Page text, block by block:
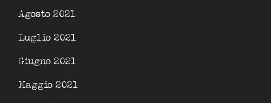
Agosto 2021
Luglio 2021
Giugno 2021
Maggio 2021